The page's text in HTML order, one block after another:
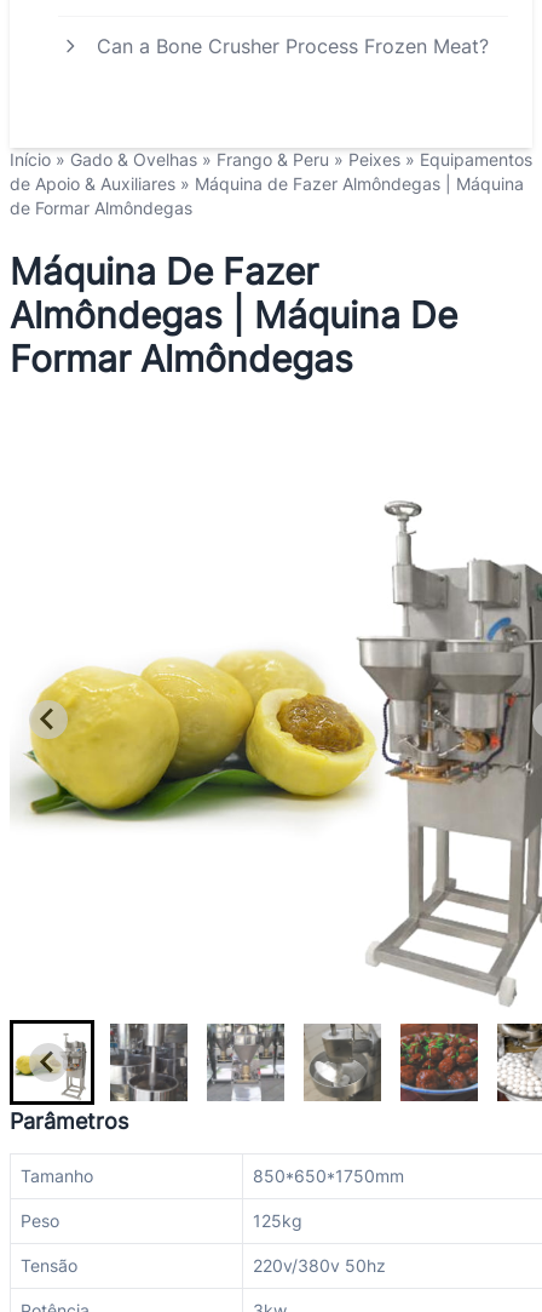
Can a Bone Crusher Process Frozen Meat?
Início » Gado & Ovelhas » Frango & Peru » Peixes » Equipamentos
de Apoio & Auxiliares » Máquina de Fazer Almôndegas | Máquina
de Formar Almôndegas
Máquina De Fazer
Almôndegas | Máquina De
Formar Almôndegas
Parâmetros
Tamanho 850*650*1750mm
Peso 125kg
Tensão 220v/380v 50hz